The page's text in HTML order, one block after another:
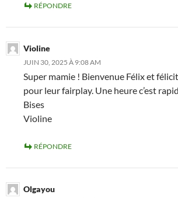
RÉPONDRE
Violine
JUIN 30, 2025 À 9:08 AM
Super mamie ! Bienvenue Félix et
pour leur fairplay. Une heure c’est
Bises
Violine
RÉPONDRE
Olgayou